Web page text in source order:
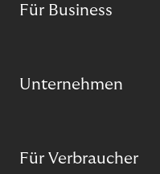
Für Business
Unternehmen
Für Verbraucher